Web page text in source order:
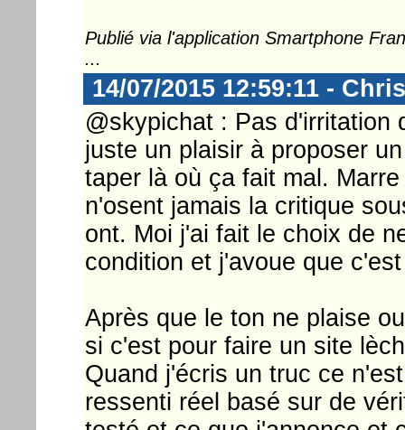
Publié via l'application Smartphone
...
14/07/2015 12:59:11 -
@skypichat : Pas d'irritation
juste un plaisir à proposer
taper là où ça fait mal.
n'osent jamais la critique
ont. Moi j'ai fait le choix de
condition et j'avoue que
Après que le ton ne plaise
si c'est pour faire un site
Quand j'écris un truc ce
ressenti réel basé sur de